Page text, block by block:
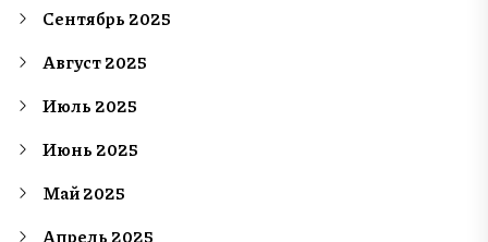
Сентябрь 2025
Август 2025
Июль 2025
Июнь 2025
Май 2025
Апрель 2025